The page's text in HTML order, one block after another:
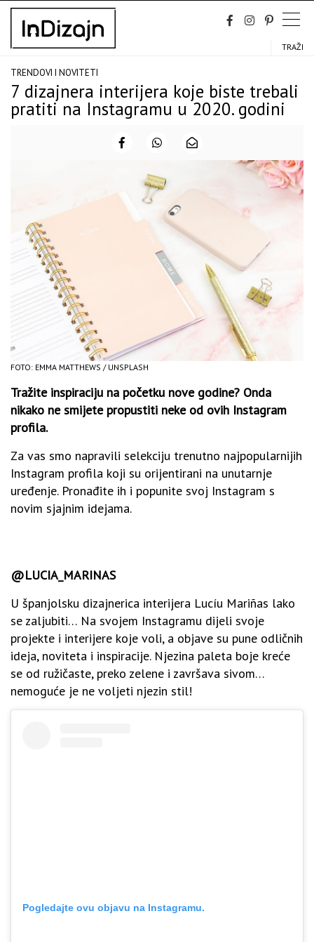
Skip
content
TRAŽI
TRENDOVI I NOVITETI
7 dizajnera interijera koje biste trebali
pratiti na Instagramu u 2020. godini
FOTO: EMMA MATTHEWS / UNSPLASH
Tražite inspiraciju na početku nove godine? Onda
nikako ne smijete propustiti neke od ovih Instagram
profila.
Za vas smo napravili selekciju trenutno najpopularnijih
Instagram profila koji su orijentirani na unutarnje
uređenje. Pronađite ih i popunite svoj Instagram s
novim sjajnim idejama.
@LUCIA_MARINAS
U španjolsku dizajnerica interijera Lucíu Mariñas lako
se zaljubiti… Na svojem Instagramu dijeli svoje
projekte i interijere koje voli, a objave su pune odličnih
ideja, noviteta i inspiracije. Njezina paleta boje kreće
se od ružičaste, preko zelene i završava sivom…
nemoguće je ne voljeti njezin stil!
Pogledajte ovu objavu na Instagramu.